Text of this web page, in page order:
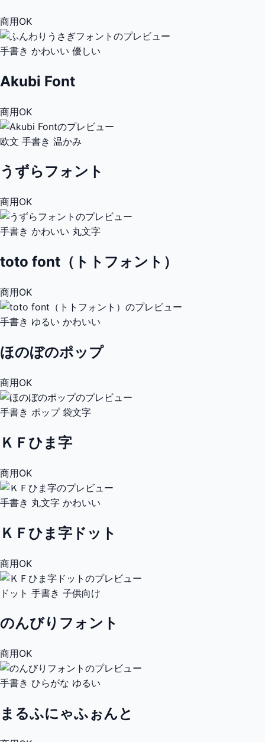
商用OK
手書き かわいい 優しい
Akubi Font
商用OK
欧文 手書き 温かみ
うずらフォント
商用OK
手書き かわいい 丸文字
toto font（トトフォント）
商用OK
手書き ゆるい かわいい
ほのぼのポップ
商用OK
手書き ポップ 袋文字
ＫＦひま字
商用OK
手書き 丸文字 かわいい
ＫＦひま字ドット
商用OK
ドット 手書き 子供向け
のんびりフォント
商用OK
手書き ひらがな ゆるい
まるふにゃふぉんと